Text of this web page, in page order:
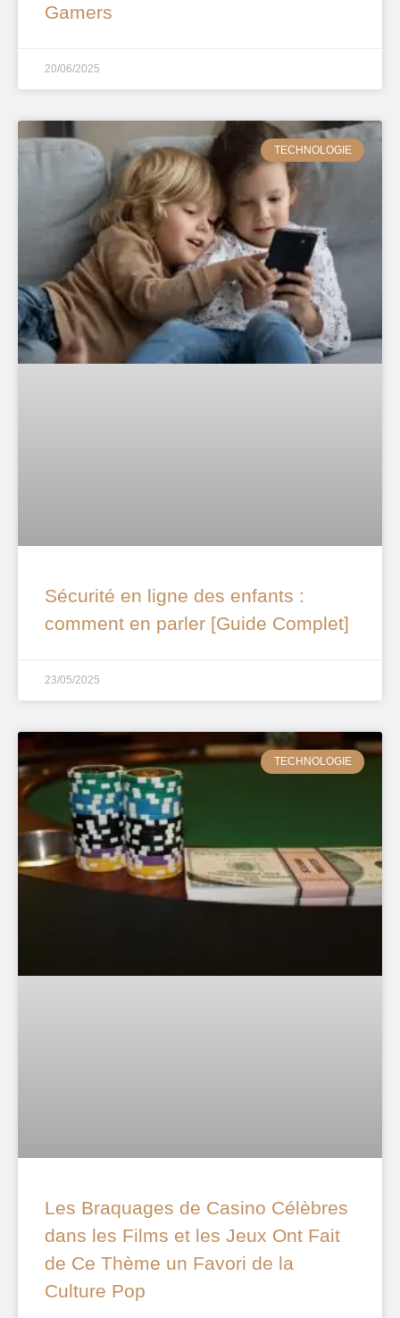
Gamers
20/06/2025
TECHNOLOGIE
Sécurité en ligne des enfants :
comment en parler [Guide Complet]
23/05/2025
TECHNOLOGIE
Les Braquages de Casino Célèbres
dans les Films et les Jeux Ont Fait
de Ce Thème un Favori de la
Culture Pop